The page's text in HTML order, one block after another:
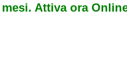
Attiva ora